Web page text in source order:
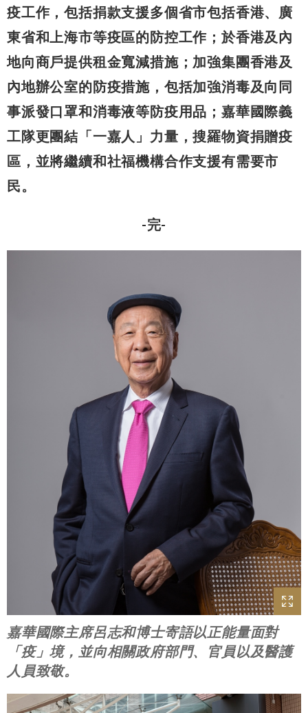
疫工作，包括捐款支援多個省市包括香港、廣
東省和上海市等疫區的防控工作；於香港及內
地向商戶提供租金寬減措施；加強集團香港及
內地辦公室的防疫措施，包括加強消毒及向同
事派發口罩和消毒液等防疫用品；嘉華國際義
工隊更團結「一嘉人」力量，搜羅物資捐贈疫
區，並將繼續和社福機構合作支援有需要市
民。
-完-
嘉華國際主席呂志和博士寄語以正能量面對
「疫」境，並向相關政府部門、官員以及醫護
人員致敬。